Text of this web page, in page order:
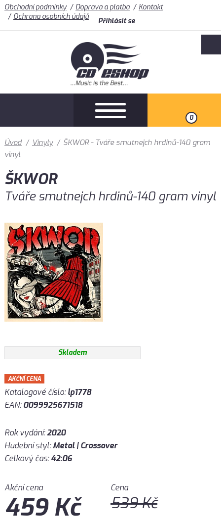
Obchodní podmínky Doprava a platba
Kontakt
Ochrana osobních údajů
Přihlásit se
0
Úvod / Vinyly / ŠKWOR - Tváře smutnejch hrdinů-140 gram
vinyl
ŠKWOR
Tváře smutnejch hrdinů-140 gram vinyl
Skladem
AKČNÍ CENA
Katalogové číslo:lp1778
EAN:0099925671518
Rok vydání:2020
Hudební styl:Metal | Crossover
Celkový čas:42:06
Akční cena
459Kč
Cena
539Kč